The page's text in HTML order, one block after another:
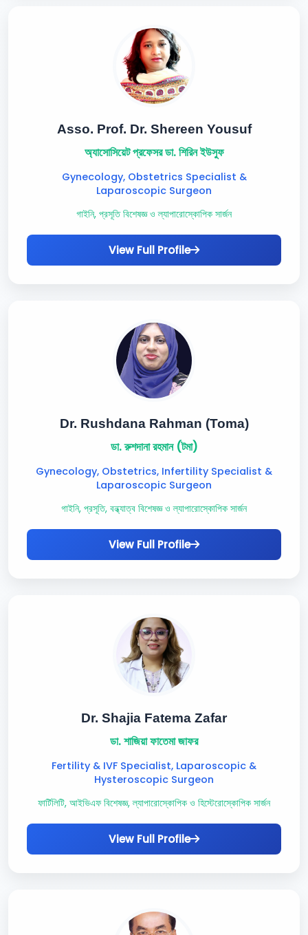
Asso. Prof. Dr. Shereen Yousuf
অ্যাসোসিয়েট প্রফেসর ডা. শিরিন ইউসুফ
Gynecology, Obstetrics Specialist &
Laparoscopic Surgeon
গাইনি, প্রসূতি বিশেষজ্ঞ ও ল্যাপারোস্কোপিক সার্জন
View Full Profile
Dr. Rushdana Rahman (Toma)
ডা. রুশদানা রহমান (টমা)
Gynecology, Obstetrics, Infertility Specialist &
Laparoscopic Surgeon
গাইনি, প্রসূতি, বন্ধ্যাত্ব বিশেষজ্ঞ ও ল্যাপারোস্কোপিক সার্জন
View Full Profile
Dr. Shajia Fatema Zafar
ডা. শাজিয়া ফাতেমা জাফর
Fertility & IVF Specialist, Laparoscopic &
Hysteroscopic Surgeon
ফার্টিলিটি, আইভিএফ বিশেষজ্ঞ, ল্যাপারোস্কোপিক ও হিস্টেরোস্কোপিক সার্জন
View Full Profile